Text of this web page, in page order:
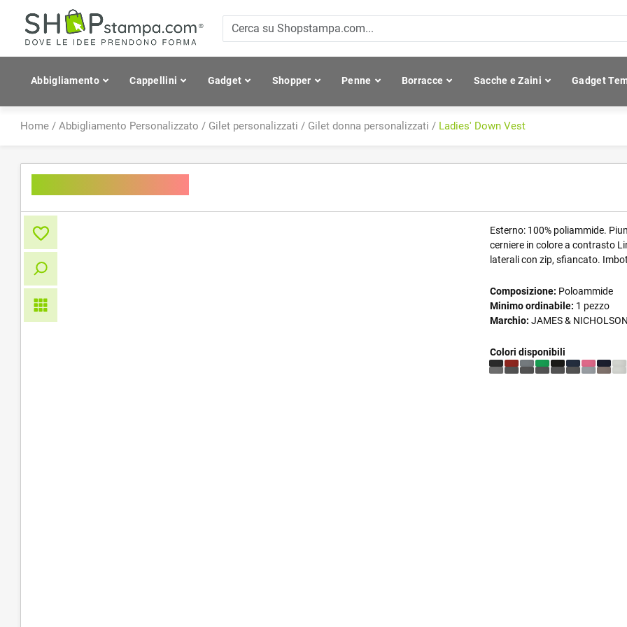
Abbigliamento Cappellini Gadget Shopper Penne Borracce Sacche e Zaini Gadget
Home / Abbigliamento Personalizzato / Gilet personalizzati / Gilet donna personalizzati / Ladies' Down Vest
Esterno: 100% poliammide.
cerniere in colore a contrasto
laterali con zip, sfiancato.
Composizione: Poloammide
Minimo ordinabile: 1 pezzo
Marchio: JAMES &
Colori disponibili